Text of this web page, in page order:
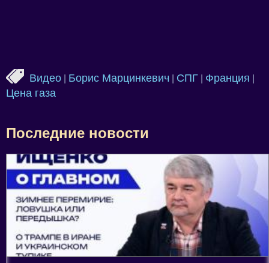
Видео Борис Марцинкевич СПГ Франция
Цена газа
Последние новости